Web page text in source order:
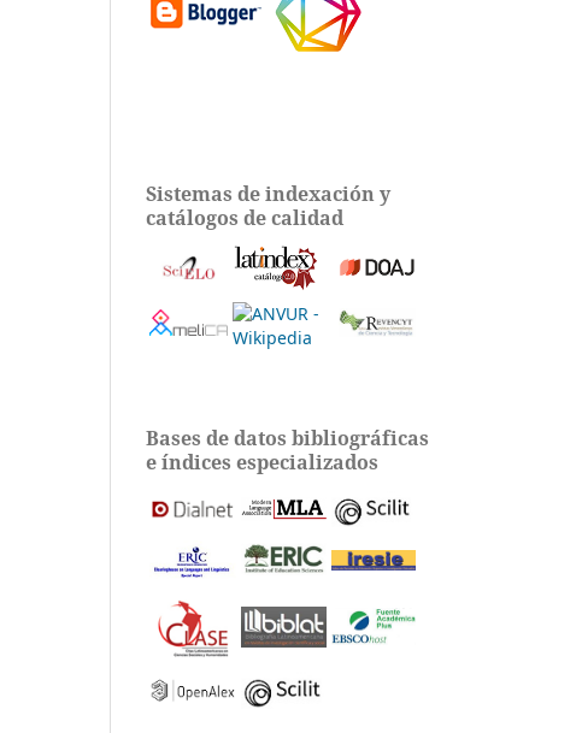
Sistemas de indexación y
catálogos de calidad
Bases de datos bibliográficas
e índices especializados